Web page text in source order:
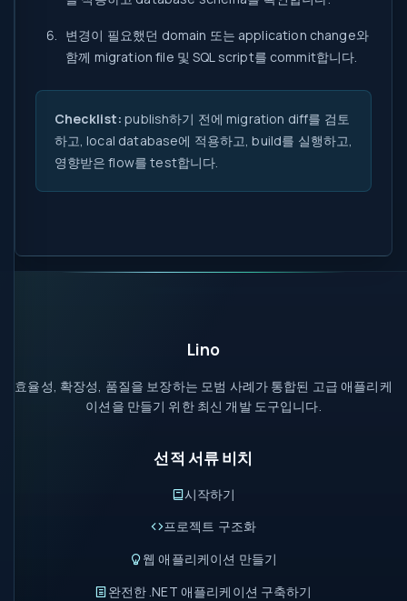
변경이 필요했던 domain 또는 application change와
함께 migration file 및 SQL script를 commit합니다.
Checklist: publish하기 전에 migration diff를 검토
하고, local database에 적용하고, build를 실행하고,
영향받은 flow를 test합니다.
Lino
효율성, 확장성, 품질을 보장하는 모범 사례가 통합된 고급 애플리케
이션을 만들기 위한 최신 개발 도구입니다.
선적 서류 비치
시작하기
프로젝트 구조화
웹 애플리케이션 만들기
완전한 .NET 애플리케이션 구축하기